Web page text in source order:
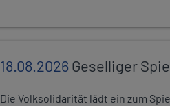
18.08.2026Geselliger
Die Volksolidarität lädt ein zum